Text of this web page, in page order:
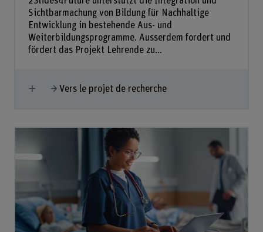
Sichtbarmachung von Bildung für Nachhaltige
Entwicklung in bestehende Aus- und
Weiterbildungsprogramme. Ausserdem fordert und
fördert das Projekt Lehrende zu...
Afficher plus
Vers le projet de recherche